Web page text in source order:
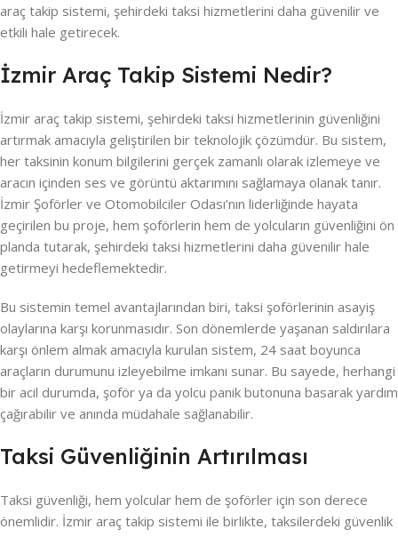
araç takip sistemi, şehirdeki taksi hizmetlerini daha güvenilir ve
etkili hale getirecek.
İzmir Araç Takip Sistemi Nedir?
İzmir araç takip sistemi, şehirdeki taksi hizmetlerinin güvenliğini
artırmak amacıyla geliştirilen bir teknolojik çözümdür. Bu sistem,
her taksinin konum bilgilerini gerçek zamanlı olarak izlemeye ve
aracın içinden ses ve görüntü aktarımını sağlamaya olanak tanır.
İzmir Şoförler ve Otomobilciler Odası’nın liderliğinde hayata
geçirilen bu proje, hem şoförlerin hem de yolcuların güvenliğini ön
planda tutarak, şehirdeki taksi hizmetlerini daha güvenilir hale
getirmeyi hedeflemektedir.
Bu sistemin temel avantajlarından biri, taksi şoförlerinin asayiş
olaylarına karşı korunmasıdır. Son dönemlerde yaşanan saldırılara
karşı önlem almak amacıyla kurulan sistem, 24 saat boyunca
araçların durumunu izleyebilme imkanı sunar. Bu sayede, herhangi
bir acil durumda, şoför ya da yolcu panik butonuna basarak yardım
çağırabilir ve anında müdahale sağlanabilir.
Taksi Güvenliğinin Artırılması
Taksi güvenliği, hem yolcular hem de şoförler için son derece
önemlidir. İzmir araç takip sistemi ile birlikte, taksilerdeki güvenlik